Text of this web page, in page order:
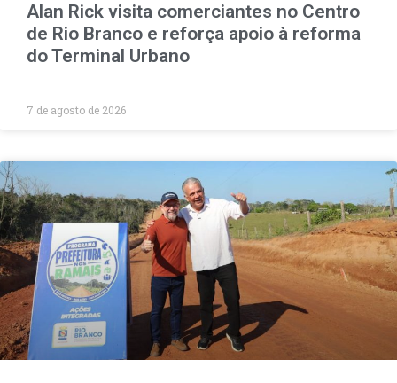
Alan Rick visita comerciantes no Centro
de Rio Branco e reforça apoio à reforma
do Terminal Urbano
7 de agosto de 2026